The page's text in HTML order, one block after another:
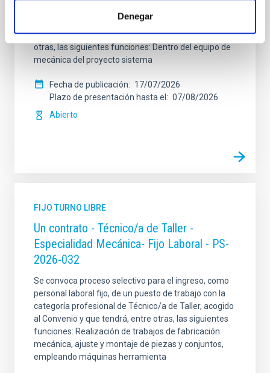
Denegar
Tecnología y la Innovación), fuera de convenio, por el
sistema general de acceso libre y que tendrá, entre
otras, las siguientes funciones: Dentro del equipo de
mecánica del proyecto sistema
Fecha de publicación
17/07/2026
Plazo de presentación hasta el
07/08/2026
Abierto
FIJO TURNO LIBRE
Un contrato - Técnico/a de Taller -
Especialidad Mecánica- Fijo Laboral - PS-
2026-032
Se convoca proceso selectivo para el ingreso, como
personal laboral fijo, de un puesto de trabajo con la
categoría profesional de Técnico/a de Taller, acogido
al Convenio y que tendrá, entre otras, las siguientes
funciones: Realización de trabajos de fabricación
mecánica, ajuste y montaje de piezas y conjuntos,
empleando máquinas herramienta